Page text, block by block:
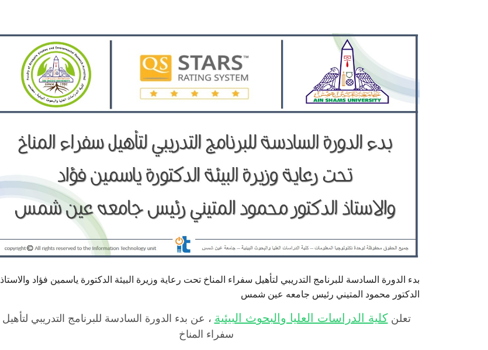
بدء الدورة السادسة للبرنامج التدريبي لتأهيل سفراء المناخ تحت رعاية وزيرة البيئة الدكتورة ياسمين فؤاد والاستاذ
الدكتور محمود المتيني رئيس جامعه عين شمس
تعلن كلية الدراسات العليا والبحوث البيئية ، عن بدء الدورة السادسة للبرنامج التدريبي لتأهيل
سفراء المناخ